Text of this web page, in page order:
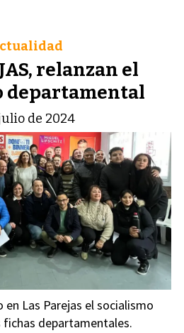
relanzan el
departamental
de 2024
en Las Parejas el socialismo
departamentales.